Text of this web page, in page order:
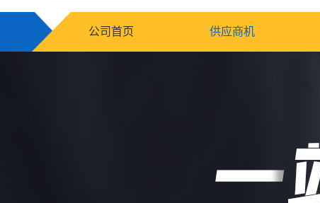
公司首页 供应商机